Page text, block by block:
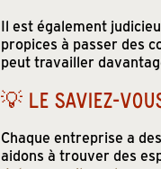
Il est également
propices à passer des
peut travailler
💡 LE SAVIEZ-
Chaque entreprise a
aidons à trouver des